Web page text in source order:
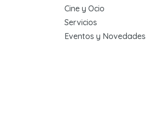
Cine y Ocio
Servicios
Eventos y Novedades